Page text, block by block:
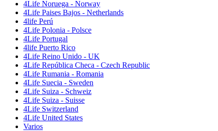
4Life Noruega - Norway
4Life Paises Bajos - Netherlands
4life Perú
4Life Polonia - Polsce
4Life Portugal
4life Puerto Rico
4Life Reino Unido - UK
4Life República Checa - Czech Republic
4Life Rumania - Romania
4Life Suecia - Sweden
4Life Suiza - Schweiz
4Life Suiza - Suisse
4Life Switzerland
4Life United States
Varios